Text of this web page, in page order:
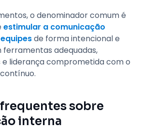
o denominador comum é
estimular a comunicação
de forma intencional e
adequadas,
e liderança comprometida com o
sobre
interna